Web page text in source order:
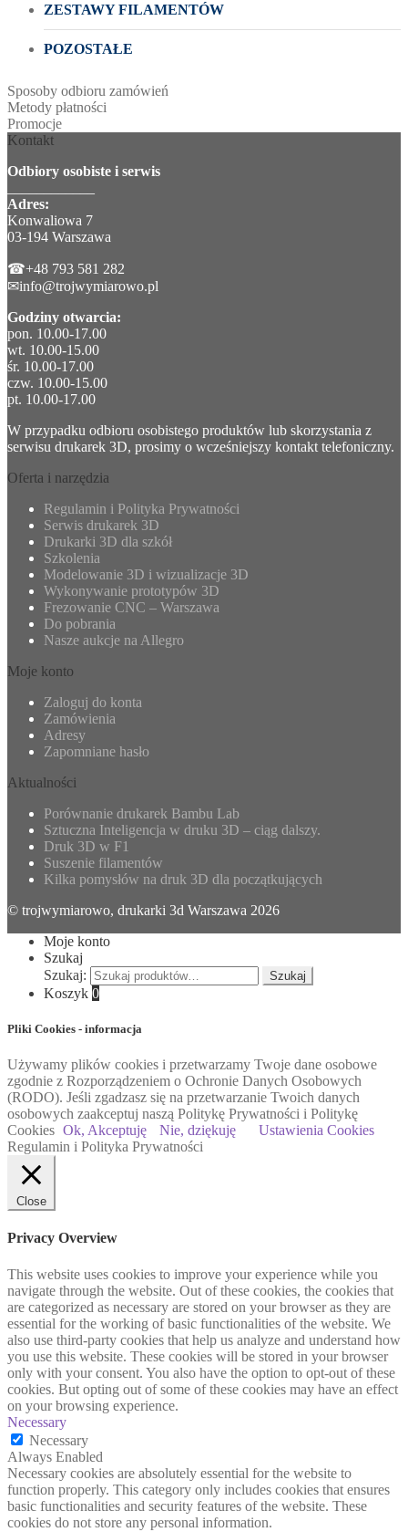
ZESTAWY FILAMENTÓW
POZOSTAŁE
Sposoby odbioru zamówień
Metody płatności
Promocje
Kontakt
Odbiory osobiste i serwis
Adres:
Konwaliowa 7
03-194 Warszawa
☎+48 793 581 282
✉info@trojwymiarowo.pl
Godziny otwarcia:
pon. 10.00-17.00
wt. 10.00-15.00
śr. 10.00-17.00
czw. 10.00-15.00
pt. 10.00-17.00
W przypadku odbioru osobistego produktów lub skorzystania z
serwisu drukarek 3D, prosimy o wcześniejszy kontakt telefoniczny.
Oferta i narzędzia
Regulamin i Polityka Prywatności
Serwis drukarek 3D
Drukarki 3D dla szkół
Szkolenia
Modelowanie 3D i wizualizacje 3D
Wykonywanie prototypów 3D
Frezowanie CNC – Warszawa
Do pobrania
Nasze aukcje na Allegro
Moje konto
Zaloguj do konta
Zamówienia
Adresy
Zapomniane hasło
Aktualności
Porównanie drukarek Bambu Lab
Sztuczna Inteligencja w druku 3D – ciąg dalszy.
Druk 3D w F1
Suszenie filamentów
Kilka pomysłów na druk 3D dla początkujących
© trojwymiarowo, drukarki 3d Warszawa 2026
Moje konto
Szukaj
Szukaj:
Szukaj
Koszyk 0
Pliki Cookies - informacja
Używamy plików cookies i przetwarzamy Twoje dane osobowe
zgodnie z Rozporządzeniem o Ochronie Danych Osobowych
(RODO). Jeśli zgadzasz się na przetwarzanie Twoich danych
osobowych zaakceptuj naszą Politykę Prywatności i Politykę
Cookies Ok, Akceptuję Nie, dziękuję
Ustawienia Cookies
Regulamin i Polityka Prywatności
Close
Privacy Overview
This website uses cookies to improve your experience while you
navigate through the website. Out of these cookies, the cookies that
are categorized as necessary are stored on your browser as they are
essential for the working of basic functionalities of the website. We
also use third-party cookies that help us analyze and understand how
you use this website. These cookies will be stored in your browser
only with your consent. You also have the option to opt-out of these
cookies. But opting out of some of these cookies may have an effect
on your browsing experience.
Necessary
Necessary
Always Enabled
Necessary cookies are absolutely essential for the website to
function properly. This category only includes cookies that ensures
basic functionalities and security features of the website. These
cookies do not store any personal information.